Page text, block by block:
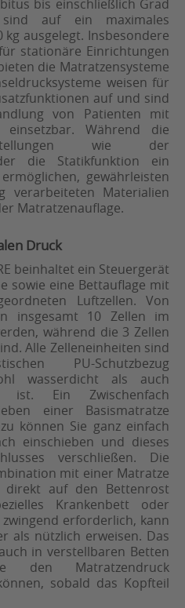
bis einschließlich Grad
auf ein maximales
ausgelegt. Insbesondere
stationäre Einrichtungen
die Matratzensysteme
weisen für
auf und sind
von Patienten mit
einsetzbar. Während die
wie der
die Statikfunktion ein
gewährleisten
verarbeiteten Materialien
Matratzenauflage.
Druck
beinhaltet ein Steuergerät
sowie eine Bettauflage mit
Luftzellen. Von
insgesamt 10 Zellen im
während die 3 Zellen
Alle Zelleneinheiten sind
PU-Schutzbezug
wasserdicht als auch
ist. Ein Zwischenfach
einer Basismatratze
können Sie ganz einfach
einschieben und dieses
verschließen. Die
mit einer Matratze
auf den Bettenrost
Krankenbett oder
erforderlich, kann
als nützlich erweisen. Das
in verstellbaren Betten
den Matratzendruck
sobald das Kopfteil